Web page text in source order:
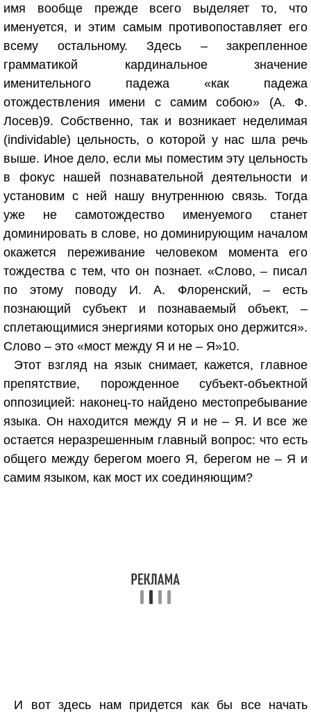
имя вообще прежде всего выделяет то, что
именуется, и этим самым противопоставляет его
всему остальному. Здесь – закрепленное
грамматикой кардинальное значение
именительного падежа «как падежа
отождествления имени с самим собою» (А. Ф.
Лосев)9. Собственно, так и возникает неделимая
(individable) цельность, о которой у нас шла речь
выше. Иное дело, если мы поместим эту цельность
в фокус нашей познавательной деятельности и
установим с ней нашу внутреннюю связь. Тогда
уже не самотождество именуемого станет
доминировать в слове, но доминирующим началом
окажется переживание человеком момента его
тождества с тем, что он познает. «Слово, – писал
по этому поводу И. А. Флоренский, – есть
познающий субъект и познаваемый объект, –
сплетающимися энергиями которых оно держится».
Слово – это «мост между Я и не – Я»10.
Этот взгляд на язык снимает, кажется, главное
препятствие, порожденное субъект-объектной
оппозицией: наконец-то найдено местопребывание
языка. Он находится между Я и не – Я. И все же
остается неразрешенным главный вопрос: что есть
общего между берегом моего Я, берегом не – Я и
самим языком, как мост их соединяющим?
И вот здесь нам придется как бы все начать